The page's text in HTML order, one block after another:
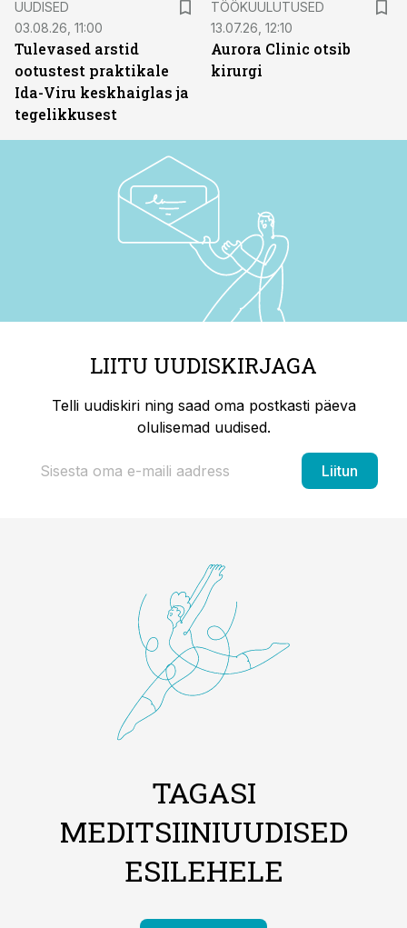
UUDISED
03.08.26, 11:00
Tulevased arstid
ootustest praktikale
Ida-Viru keskhaiglas ja
tegelikkusest
TÖÖKUULUTUSED
13.07.26, 12:10
Aurora Clinic otsib
kirurgi
LIITU UUDISKIRJAGA
Telli uudiskiri ning saad oma postkasti päeva
olulisemad uudised.
Liitun
TAGASI
MEDITSIINIUUDISED
ESILEHELE